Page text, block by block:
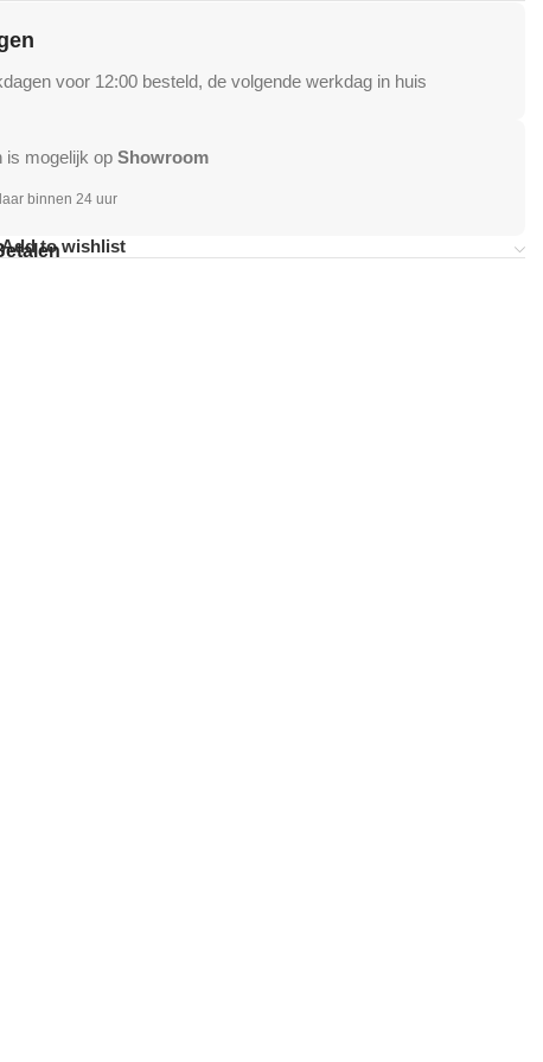
voor 12:00 besteld, de volgende werkdag in huis
is mogelijk opShowroom
binnen 24 uur
Add to wishlist